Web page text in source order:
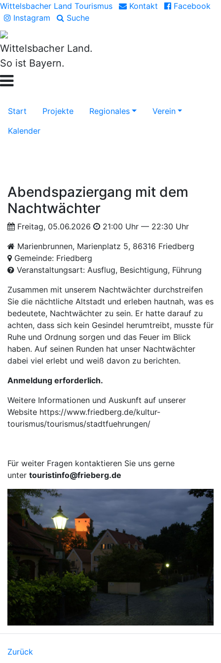
Wittelsbacher Land Tourismus Kontakt
Facebook
Instagram
Suche
Wittelsbacher Land.
So ist Bayern.
Start Projekte Regionales
Verein
Kalender
Abendspaziergang mit dem
Nachtwächter
Freitag, 05.06.2026
21:00 Uhr — 22:30 Uhr
Marienbrunnen, Marienplatz 5, 86316 Friedberg
Gemeinde: Friedberg
Veranstaltungsart: Ausflug, Besichtigung, Führung
Zusammen mit unserem Nachtwächter durchstreifen
Sie die nächtliche Altstadt und erleben hautnah, was es
bedeutete, Nachtwächter zu sein. Er hatte darauf zu
achten, dass sich kein Gesindel herumtreibt, musste für
Ruhe und Ordnung sorgen und das Feuer im Blick
haben. Auf seinen Runden hat unser Nachtwächter
dabei viel erlebt und weiß davon zu berichten.
Anmeldung erforderlich.
Weitere Informationen und Auskunft auf unserer
Website https://www.friedberg.de/kultur-
tourismus/tourismus/stadtfuehrungen/
Für weiter Fragen kontaktieren Sie uns gerne
unter touristinfo@frieberg.de
Zurück